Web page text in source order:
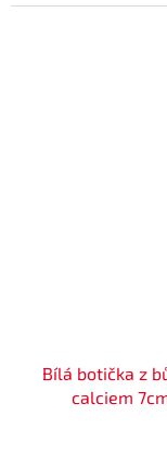
Bílá botička z
calciem